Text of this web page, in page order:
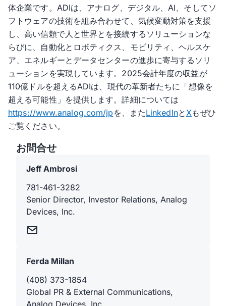
体企業です。ADIは、アナログ、デジタル、AI、そしてソ
フトウェアの技術を組み合わせて、気候変動対策を支援
し、高い信頼で人と世界とを接続するソリューションな
らびに、自動化とロボティクス、モビリティ、ヘルスケ
ア、エネルギーとデータセンターの進歩に寄与するソリ
ューションを実現しています。2025会計年度の収益が
110億ドルを超えるADIは、現代の革新者たちに「想像を
超える可能性」を提供します。詳細については
https://www.analog.com/jp を、またLinkedInと X もぜひ
ご覧ください。
お問合せ
Jeff Ambrosi
781-461-3282
Senior Director, Investor Relations, Analog
Devices, Inc.
Ferda Millan
(408) 373-1854
Global PR & External Communications,